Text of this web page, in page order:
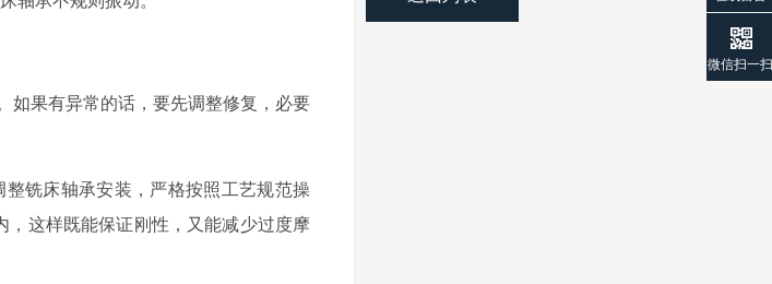
如果有异常的话，要先调整修复，必要
铣床轴承安装，严格按照工艺规范操
，这样既能保证刚性，又能减少过度摩
微信扫一扫